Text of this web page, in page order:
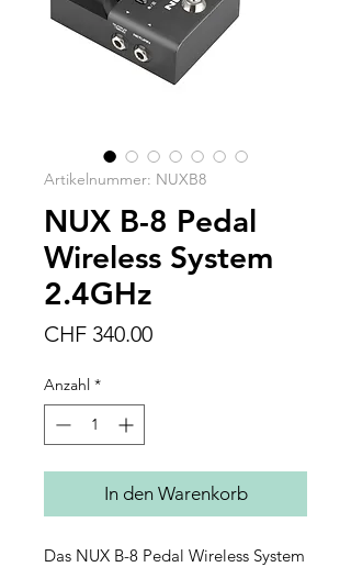
Artikelnummer: NUXB8
NUX B-8 Pedal
Wireless System
2.4GHz
CHF 340.00Preis
Anzahl *
In den Warenkorb
Das NUX B-8 Pedal Wireless System